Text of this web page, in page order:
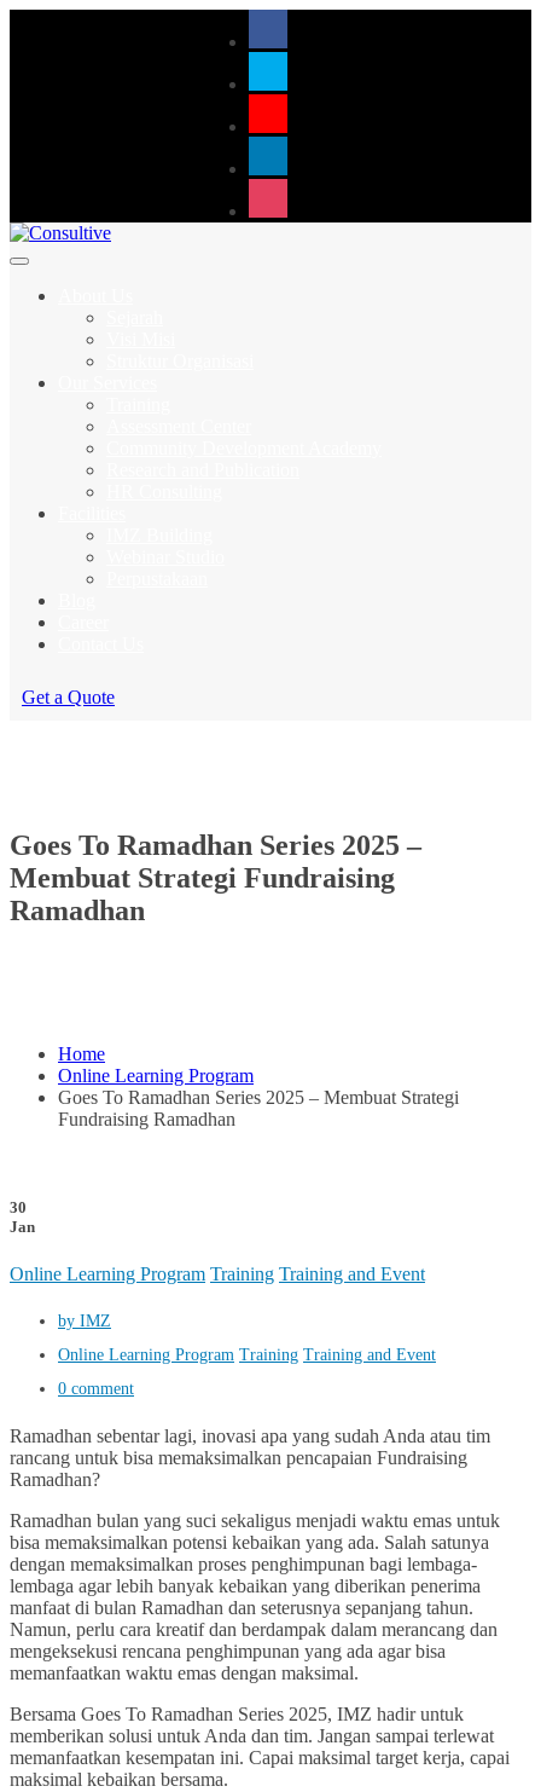
Get a Quote
Goes To Ramadhan Series 2025 –
Membuat Strategi Fundraising
Ramadhan
Home
Online Learning Program
Goes To Ramadhan Series 2025 – Membuat Strategi
Fundraising Ramadhan
30
Jan
Online Learning Program Training Training and Event
by IMZ
Online Learning Program Training Training and Event
0 comment
Ramadhan sebentar lagi, inovasi apa yang sudah Anda atau tim
rancang untuk bisa memaksimalkan pencapaian Fundraising
Ramadhan?
Ramadhan bulan yang suci sekaligus menjadi waktu emas untuk
bisa memaksimalkan potensi kebaikan yang ada. Salah satunya
dengan memaksimalkan proses penghimpunan bagi lembaga-
lembaga agar lebih banyak kebaikan yang diberikan penerima
manfaat di bulan Ramadhan dan seterusnya sepanjang tahun.
Namun, perlu cara kreatif dan berdampak dalam merancang dan
mengeksekusi rencana penghimpunan yang ada agar bisa
memanfaatkan waktu emas dengan maksimal.
Bersama Goes To Ramadhan Series 2025, IMZ hadir untuk
memberikan solusi untuk Anda dan tim. Jangan sampai terlewat
memanfaatkan kesempatan ini. Capai maksimal target kerja, capai
maksimal kebaikan bersama.